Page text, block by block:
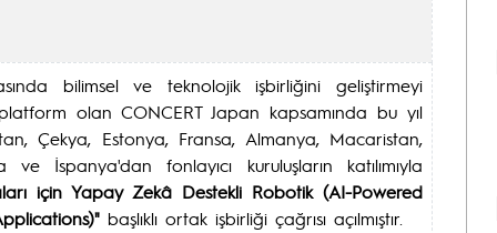
bilimsel ve teknolojik işbirliğini geliştirmeyi
olan CONCERT Japan kapsamında bu yıl
Çekya, Estonya, Fransa, Almanya, Macaristan,
İspanya'dan fonlayıcı kuruluşların katılımıyla
için Yapay Zekâ Destekli Robotik (AI-Powered
başlıklı ortak işbirliği çağrısı açılmıştır.